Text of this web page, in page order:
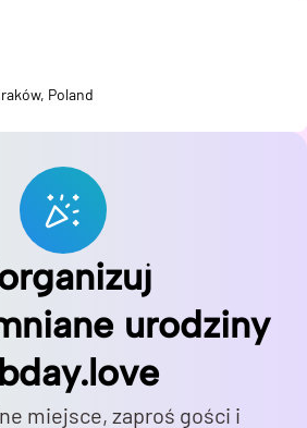
Poland
urodziny
miejsce, zaproś gości i